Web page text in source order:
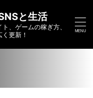
functions.php on
と生活
、ゲームの稼ぎ方、
更新！